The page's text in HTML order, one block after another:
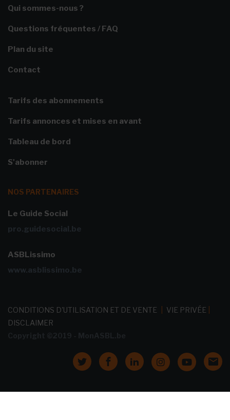
Qui sommes-nous ?
Questions fréquentes / FAQ
Plan du site
Contact
Tarifs des abonnements
Tarifs annonces et mises en avant
Tableau de bord
S'abonner
NOS PARTENAIRES
Le Guide Social
pro.guidesocial.be
ASBLissimo
www.asblissimo.be
CONDITIONS D'UTILISATION ET DE VENTE VIE PRIVÉE
DISCLAIMER